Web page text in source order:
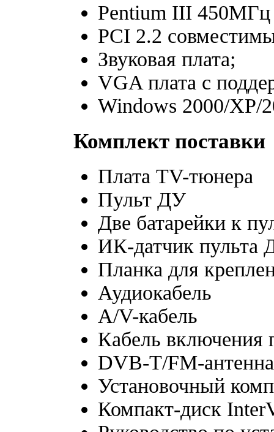
Pentium III
PCI 2.2
Звуковая плата;
VGA плата с
Windows 2000/XP/
Комплект поставки
Плата TV-тюнера
Пульт ДУ
Две батарейки к
ИК-датчик пульта
Планка для
Аудиокабель
A/V-кабель
Кабель включения
DVB-T/FM-антенна
Установочный
Компакт-диск